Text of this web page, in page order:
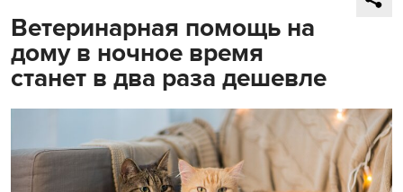
Ветеринарная помощь на
дому в ночное время
станет в два раза дешевле